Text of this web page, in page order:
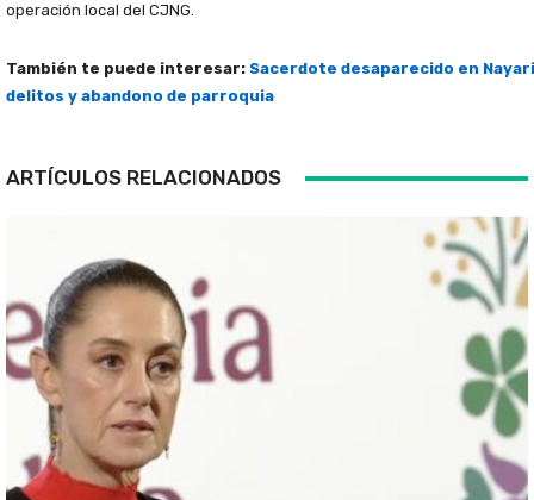
operación local del CJNG.
También te puede interesar: Sacerdote desaparecido en
delitos y abandono de parroquia
ARTÍCULOS RELACIONADOS